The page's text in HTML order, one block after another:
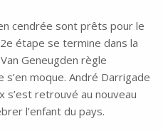
cendrée sont prêts pour le
étape se termine dans la
Geneugden règle
s’en moque. André Darrigade
s’est retrouvé au nouveau
l’enfant du pays.